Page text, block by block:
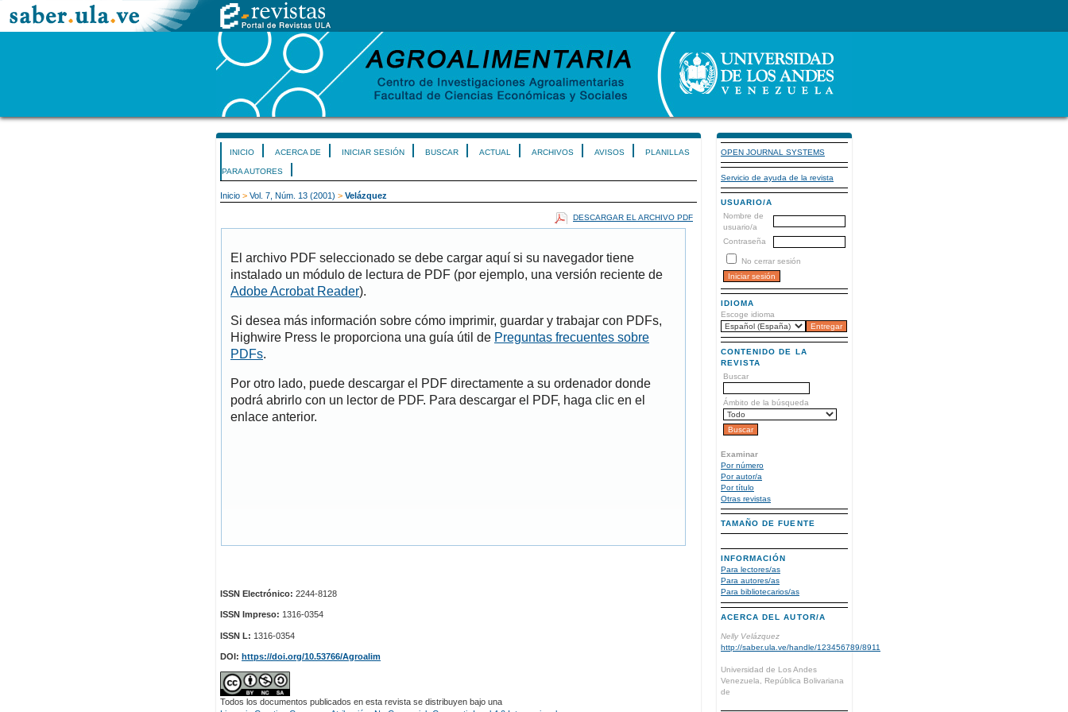
OPEN JOURNAL SYSTEMS
Servicio de ayuda de la revista
USUARIO/A
Nombre de
usuario/a
Contraseña
No cerrar sesión
IDIOMA
Escoge idioma
CONTENIDO DE LA
REVISTA
Buscar
Ámbito de la búsqueda
Examinar
Por número
Por autor/a
Por título
Otras revistas
TAMAÑO DE FUENTE
INFORMACIÓN
Para lectores/as
Para autores/as
Para bibliotecarios/as
ACERCA DEL AUTOR/A
Nelly Velázquez
http://saber.ula.ve/handle/123456789/8911
Universidad de Los Andes
Venezuela, República Bolivariana
de
INICIO ACERCA DE INICIAR SESIÓN BUSCAR ACTUAL ARCHIVOS AVISOS PLANILLAS
PARA AUTORES
Inicio > Vol. 7, Núm. 13 (2001) > Velázquez
DESCARGAR EL ARCHIVO PDF
El archivo PDF seleccionado se debe cargar aquí si su navegador tiene
instalado un módulo de lectura de PDF (por ejemplo, una versión reciente de
Adobe Acrobat Reader).
Si desea más información sobre cómo imprimir, guardar y trabajar con PDFs,
Highwire Press le proporciona una guía útil de Preguntas frecuentes sobre
PDFs.
Por otro lado, puede descargar el PDF directamente a su ordenador donde
podrá abrirlo con un lector de PDF. Para descargar el PDF, haga clic en el
enlace anterior.
ISSN Electrónico: 2244-8128
ISSN Impreso: 1316-0354
ISSN L: 1316-0354
DOI: https://doi.org/10.53766/Agroalim
Todos los documentos publicados en esta revista se distribuyen bajo una